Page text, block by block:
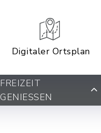
Digitaler Ortsplan
FREIZEIT
GENIESSEN